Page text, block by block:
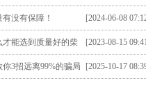
[2024-06-08
没有保障！
[2023-08-15
能选到质量好的柴
[2025-10-17
3招远离99%的骗局